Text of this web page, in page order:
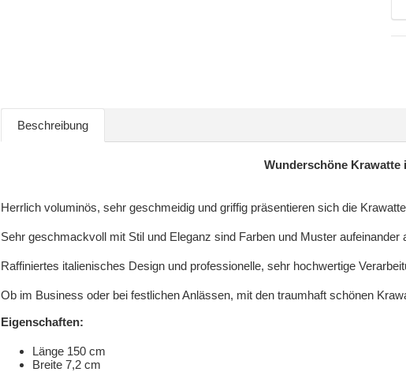
Beschreibung
Wunderschöne Krawatte
Herrlich voluminös, sehr geschmeidig und griffig präsentieren sich die
Sehr geschmackvoll mit Stil und Eleganz sind Farben und Muster aufeinander
Raffiniertes italienisches Design und professionelle, sehr hochwertige
Ob im Business oder bei festlichen Anlässen, mit den traumhaft schönen
Eigenschaften:
Länge 150 cm
Breite 7,2 cm